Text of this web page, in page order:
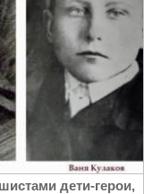
дети-герои,